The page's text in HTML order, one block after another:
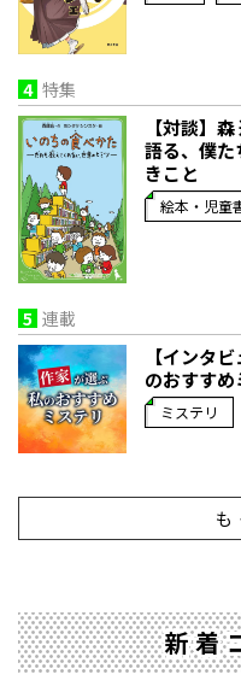
4 特集
【対談】
語る、僕
きこと
絵本・児童
5 連載
【インタ
のおすす
ミステリ
新着